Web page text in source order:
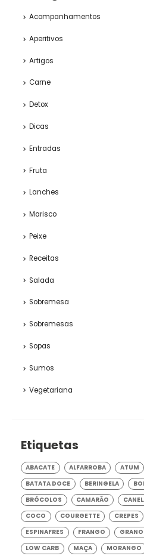
Acompanhamentos
Aperitivos
Artigos
Carne
Detox
Dicas
Entradas
Fruta
Lanches
Marisco
Peixe
Receitas
Salada
Sobremesa
Sobremesas
Sopas
Sumos
Vegetariana
Etiquetas
ABACATE ALFARROBA ATUM
BATATA DOCE
BERINGELA
BRÓCOLOS
CAMARÃO
COCO
COURGETTE CREPES
ESPINAFRES
FRANGO
LOW CARB
MAÇA MORANGO